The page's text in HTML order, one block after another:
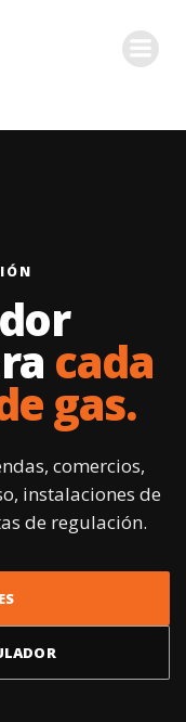
cada
gas.
comercios,
instalaciones de
de regulación.